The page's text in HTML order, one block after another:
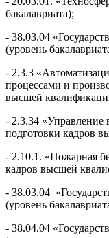
бакалавриата);
- 38.03.04
(уровень
- 2.3.3
процессами и
высшей
- 2.3.34 «Управление
подготовки кадров
- 2.10.1. «Пожарная
кадров высшей
- 38.03.04
(уровень
- 38.04.04